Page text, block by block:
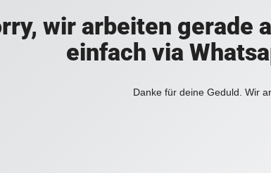
wir arbeiten gerade
einfach via
Danke für deine Geduld. Wir